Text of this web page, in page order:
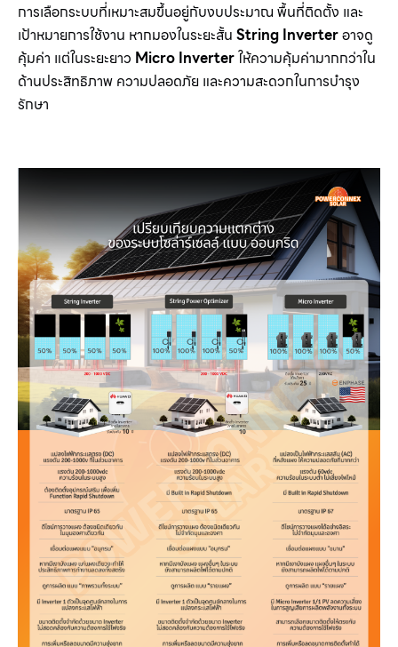
การเลือกระบบที่เหมาะสมขึ้นอยู่กับงบประมาณ พื้นที่ติดตั้ง และ
เป้าหมายการใช้งาน หากมองในระยะสั้น String Inverterอาจดู
คุ้มค่า แต่ในระยะยาว Micro Inverterให้ความคุ้มค่ามากกว่าใน
ด้านประสิทธิภาพ ความปลอดภัย และความสะดวกในการบำรุง
รักษา